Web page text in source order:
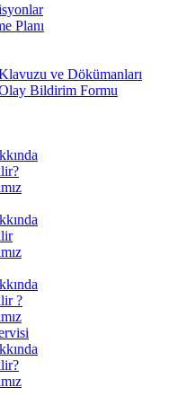
Planı
ve Dökümanları
Bildirim Formu
?